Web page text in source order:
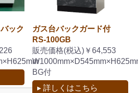
ック
ガス台バックガード付
RS-100GB
販売価格(税込)￥64,553
BG付
▸ 詳しくはこちら